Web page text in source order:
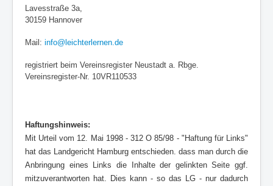
Lavesstraße 3a,
30159 Hannover
Mail: info@leichterlernen.de
registriert beim Vereinsregister Neustadt a. Rbge.
Vereinsregister-Nr. 10VR110533
Haftungshinweis:
Mit Urteil vom 12. Mai 1998 - 312 O 85/98 - "Haftung für Links"
hat das Landgericht Hamburg entschieden. dass man durch die
Anbringung eines Links die Inhalte der gelinkten Seite ggf.
mitzuverantworten hat. Dies kann - so das LG - nur dadurch